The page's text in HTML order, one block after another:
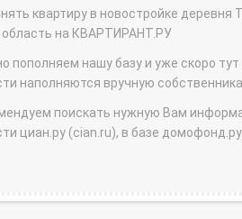
квартиру в новостройке
область на КВАРТИРАНТ.РУ
пополняем нашу базу и уже скоро
наполняются вручную
поискать нужную Вам
циан.ру (cian.ru), в базе домофонд.ру